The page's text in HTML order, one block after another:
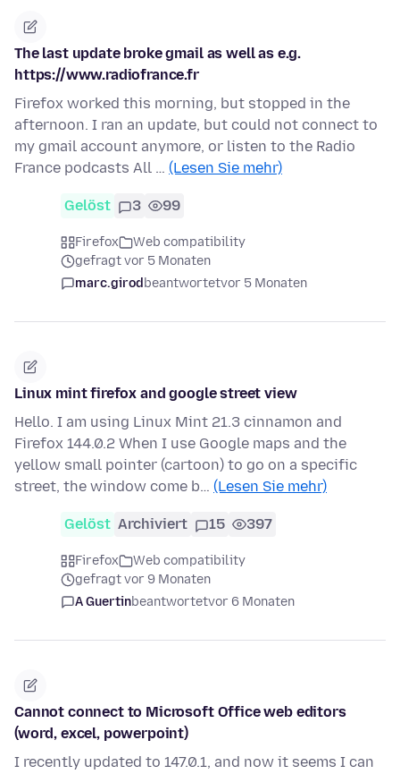
The last update broke gmail as well as e.g.
https://www.radiofrance.fr
Firefox worked this morning, but stopped in the
afternoon. I ran an update, but could not connect to
my gmail account anymore, or listen to the Radio
France podcasts All … (Lesen Sie mehr)
Gelöst 3 99
Firefox
Web compatibility
gefragt vor 5 Monaten
marc.girodbeantwortetvor 5 Monaten
Linux mint firefox and google street view
Hello. I am using Linux Mint 21.3 cinnamon and
Firefox 144.0.2 When I use Google maps and the
yellow small pointer (cartoon) to go on a specific
street, the window come b… (Lesen Sie mehr)
Gelöst Archiviert 15 397
Firefox
Web compatibility
gefragt vor 9 Monaten
A Guertinbeantwortetvor 6 Monaten
Cannot connect to Microsoft Office web editors
(word, excel, powerpoint)
I recently updated to 147.0.1, and now it seems I can